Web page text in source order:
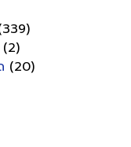
(2)
(20)